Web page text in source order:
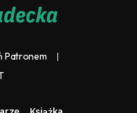
Patronem